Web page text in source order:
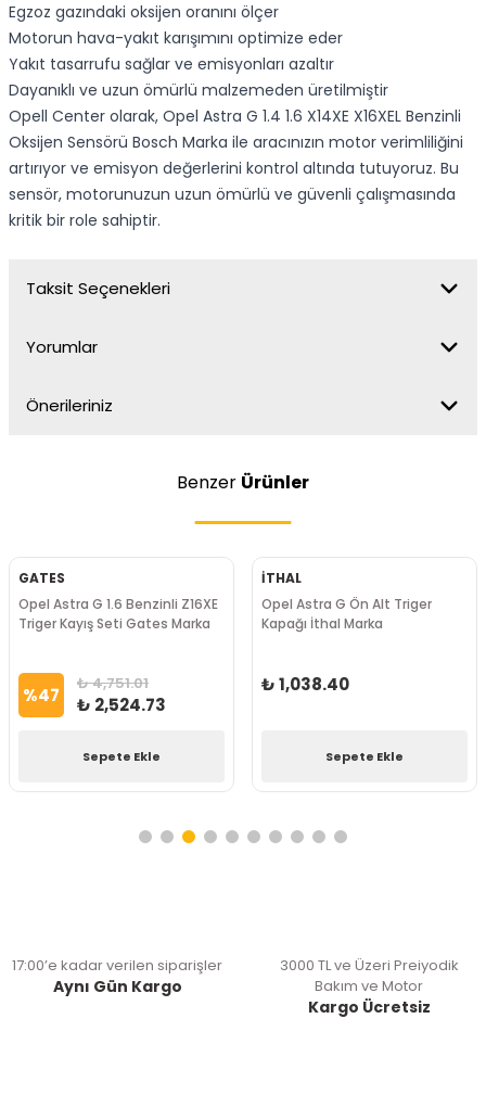
Egzoz gazındaki oksijen oranını ölçer
Motorun hava-yakıt karışımını optimize eder
Yakıt tasarrufu sağlar ve emisyonları azaltır
Dayanıklı ve uzun ömürlü malzemeden üretilmiştir
Opell Center olarak, Opel Astra G 1.4 1.6 X14XE X16XEL Benzinli
Oksijen Sensörü Bosch Marka ile aracınızın motor verimliliğini
artırıyor ve emisyon değerlerini kontrol altında tutuyoruz. Bu
sensör, motorunuzun uzun ömürlü ve güvenli çalışmasında
kritik bir role sahiptir.
Taksit Seçenekleri
Yorumlar
Önerileriniz
Benzer Ürünler
GATES
Opel Astra G 1.6 Benzinli Z16XE
Triger Kayış Seti Gates Marka
%47 ₺ 4,751.01
₺ 2,524.73
Sepete Ekle
İTHAL
Opel Astra G Ön Alt Triger
Kapağı İthal Marka
₺ 1,038.40
Sepete Ekle
17:00’e kadar verilen siparişler
Aynı Gün Kargo
3000 TL ve Üzeri Preiyodik
Bakım ve Motor
Kargo Ücretsiz